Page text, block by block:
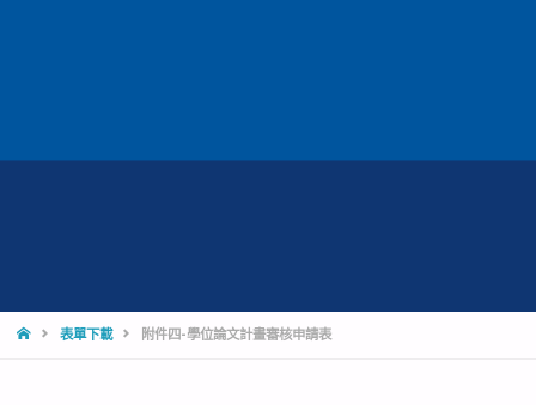
HOME表單下載 附件四-學位論文計畫審核申請表